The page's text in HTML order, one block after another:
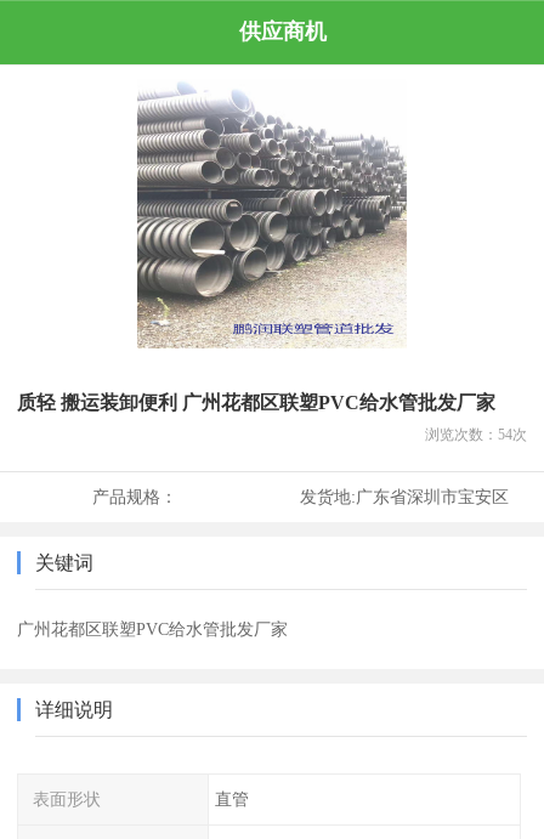
供应商机
质轻 搬运装卸便利 广州花都区联塑PVC给水管批发厂家
浏览次数： 54次
产品规格： 发货地:广东省深圳市宝安区
关键词
广州花都区联塑PVC给水管批发厂家
详细说明
表面形状 直管